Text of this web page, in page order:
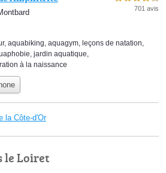
701 avis
, aquabiking, aquagym, leçons de natation,
, jardin aquatique,
à la naissance
la Côte-d'Or
le Loiret